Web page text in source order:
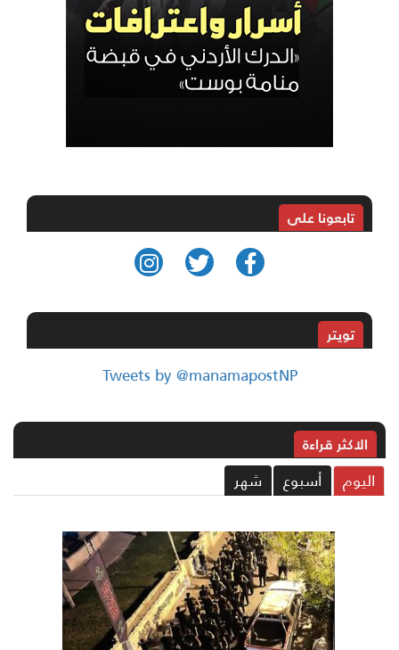
تابعونا على
تويتر
Tweets by @manamapostNP
الاکثر قراءة
أسبوع شهر